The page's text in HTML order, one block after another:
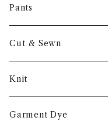
Other
Pants
Cut & Sewn
Knit
Garment Dye